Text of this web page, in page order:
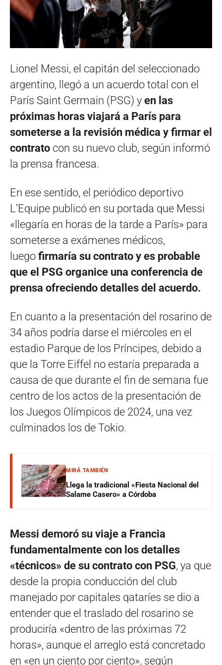
Lionel Messi, el capitán del seleccionado
argentino, llegó a un acuerdo total con el
París Saint Germain (PSG) y en las
próximas horas viajará a París para
someterse a la revisión médica y firmar el
contrato con su nuevo club, según informó
la prensa francesa.
En ese sentido, el periódico deportivo
L’Equipe publicó en su portada que Messi
«llegaría en horas de la tarde a París» para
someterse a exámenes médicos,
luego firmaría su contrato y es probable
que el PSG organice una conferencia de
prensa ofreciendo detalles del acuerdo.
En cuanto a la presentación del rosarino de
34 años podría darse el miércoles en el
estadio Parque de los Príncipes, debido a
que la Torre Eiffel no estaría preparada a
causa de que durante el fin de semana fue
centro de los actos de la presentación de
los Juegos Olímpicos de 2024, una vez
culminados los de Tokio.
MIRÁ TAMBIÉN
Llega la tradicional «Fiesta Nacional del
Salame Casero» a Córdoba
Messi demoró su viaje a Francia
fundamentalmente con los detalles
«técnicos» de su contrato con PSG, ya que
desde la propia conducción del club
manejado por capitales qataríes se dio a
entender que el traslado del rosarino se
produciría «dentro de las próximas 72
horas», aunque el arreglo está concretado
en «en un ciento por ciento», según